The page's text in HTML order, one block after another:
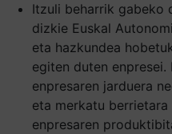
Itzuli beharrik gabeko
dizkie Euskal
eta hazkundea
egiten duten
enpresaren jarduera
eta merkatu
enpresaren